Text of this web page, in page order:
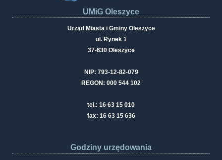
UMiG Oleszyce
Urząd Miasta i Gminy Oleszyce
ul. Rynek 1
37-630 Oleszyce
NIP: 793-12-82-079
REGON: 000 544 102
tel.: 16 63 15 010
fax: 16 63 15 636
Godziny urzędowania